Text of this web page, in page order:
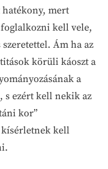
hatékony, mert
kell vele,
Ám ha az
körüli káoszt a
a
s ezért kell nekik az
kor”
kísérletnek kell